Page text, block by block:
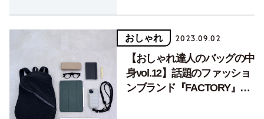
おしゃれ 2023.09.02
【おしゃれ達人のバッグの中
身vol.12】話題のファッショ
ンブランド『FACTORY』デ